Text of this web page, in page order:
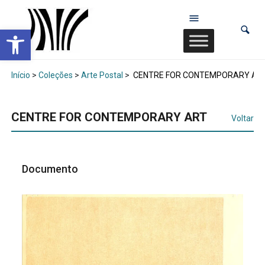
Abrir a barra de ferramentas
Início > Coleções > Arte Postal > CENTRE FOR CONTEMPORARY
CENTRE FOR CONTEMPORARY ART Voltar
Documento